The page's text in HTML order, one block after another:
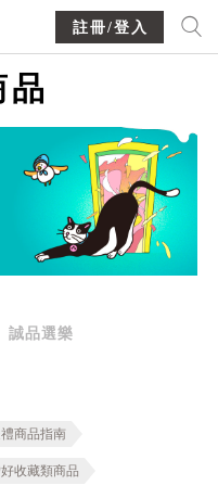
註冊/登入
品
誠品選樂
商品指南
收藏類商品